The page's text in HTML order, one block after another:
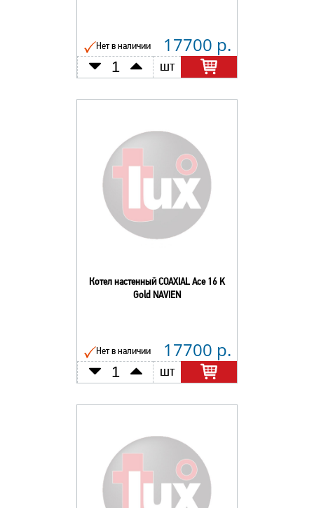
Нет в наличии 17700 р.
шт
Котел настенный COAXIAL Ace 16 K
Gold NAVIEN
Нет в наличии 17700 р.
шт